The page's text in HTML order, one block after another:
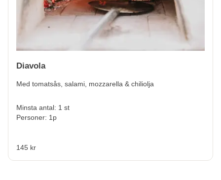
Diavola
Med tomatsås, salami, mozzarella & chiliolja
Minsta antal: 1 st
Personer: 1p
145 kr